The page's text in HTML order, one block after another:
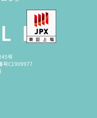
号
号C1909977